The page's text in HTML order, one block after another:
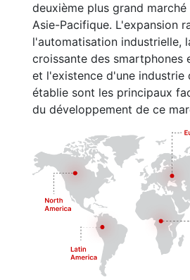
deuxième plus grand
Asie-Pacifique. L'expansion
l'automatisation industrielle,
croissante des smartphones
et l'existence d'une industrie
établie sont les principaux
du développement de ce